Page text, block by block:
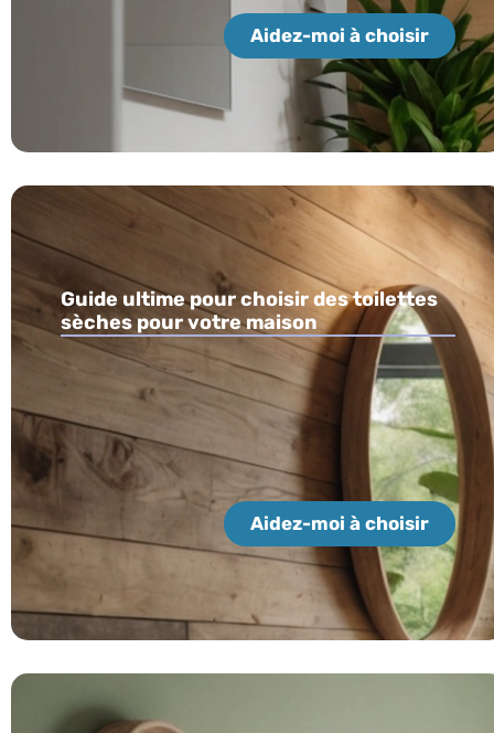
Aidez-moi à choisir
Guide ultime pour choisir des toilettes
sèches pour votre maison
Aidez-moi à choisir